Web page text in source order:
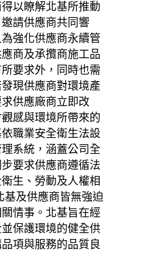
以瞭解北基所推動
請供應商共同響
強化供應商永續管
商及承攬商施工品
要求外，同時也需
現供應商對環境產
供應廠商立即改
感與環境所帶來的
職業安全衛生法設
系統，涵蓋公司全
要求供應商遵循法
生、勞動及人權相
基及供應商皆無強迫
情事。北基旨在經
保護環境的健全供
項與服務的品質良